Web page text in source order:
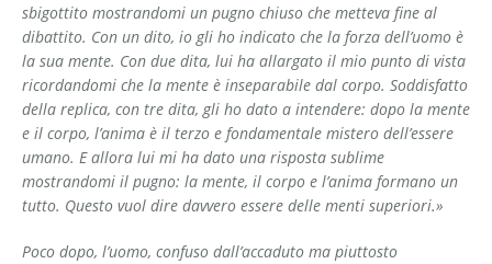
sbigottito mostrandomi un pugno chiuso che metteva fine al
dibattito. Con un dito, io gli ho indicato che la forza dell’uomo è
la sua mente. Con due dita, lui ha allargato il mio punto di vista
ricordando­mi che la mente è inseparabile dal corpo. Soddisfat­to
della replica, con tre dita, gli ho dato a intendere: dopo la mente
e il corpo, l’anima è il terzo e fondamentale mistero dell’essere
umano. E allora lui mi ha dato una risposta sublime
mostrandomi il pugno: la mente, il corpo e l’anima formano un
tutto. Questo vuol dire davvero essere delle menti superiori.»
Poco dopo, l’uomo, confuso dall’accaduto ma piuttosto